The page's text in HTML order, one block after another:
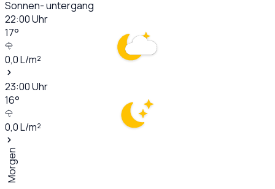
Sonnen- untergang
22:00Uhr
17°
0,0L/m²
23:00Uhr
16°
0,0L/m²
Morgen